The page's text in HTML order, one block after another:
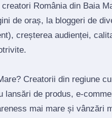
România din Baia
de oraș, la bloggeri de
creșterea audienței,
Creatorii din regiune
de produs,
mai mare și vânzări